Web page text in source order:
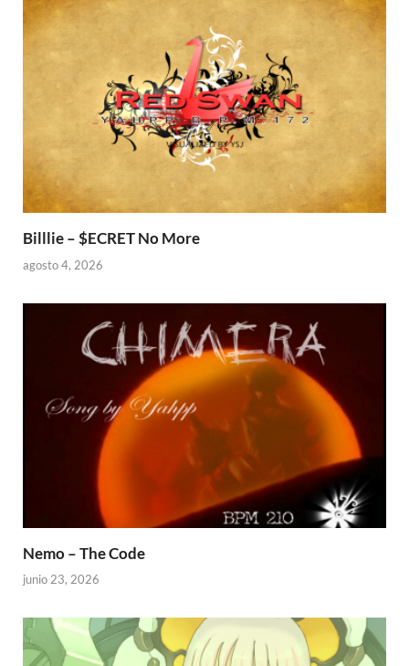
Billlie – $ECRET No More
agosto 4, 2026
Nemo – The Code
junio 23, 2026